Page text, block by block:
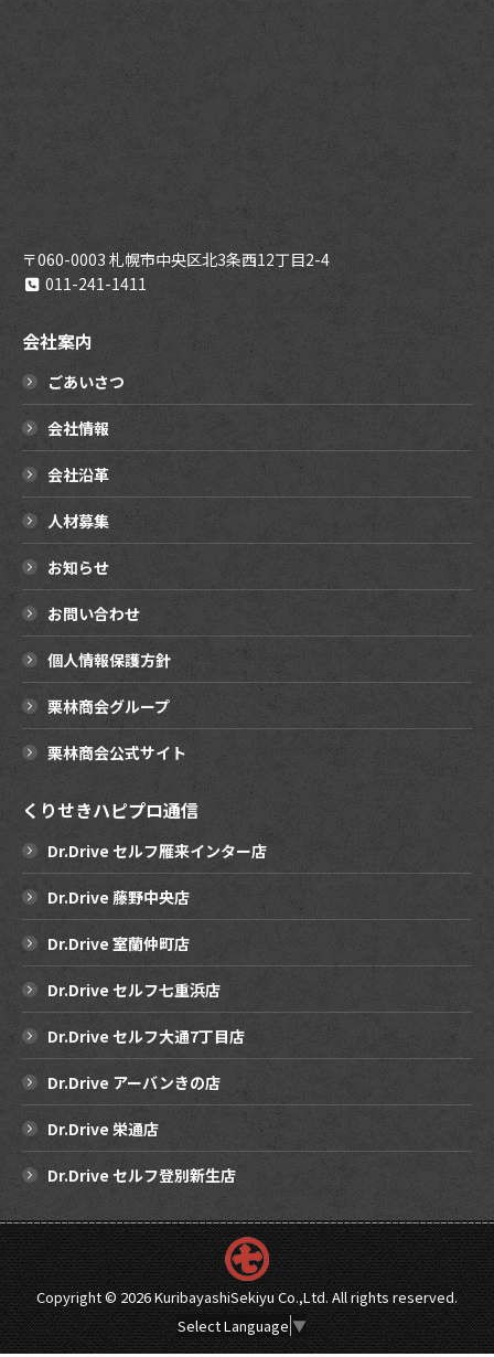
〒060-0003 札幌市中央区北3条西12丁目2-4
011-241-1411
会社案内
ごあいさつ
会社情報
会社沿革
人材募集
お知らせ
お問い合わせ
個人情報保護方針
栗林商会グループ
栗林商会公式サイト
くりせきハピプロ通信
Dr.Drive セルフ雁来インター店
Dr.Drive 藤野中央店
Dr.Drive 室蘭仲町店
Dr.Drive セルフ七重浜店
Dr.Drive セルフ大通7丁目店
Dr.Drive アーバンきの店
Dr.Drive 栄通店
Dr.Drive セルフ登別新生店
Copyright ©2026 KuribayashiSekiyu Co.,Ltd. All rights reserved.
Select Language ▼